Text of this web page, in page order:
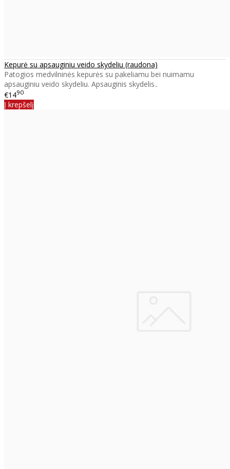
Kepurė su apsauginiu veido skydeliu (raudona)
Patogios medvilninės kepurės su pakeliamu bei nuimamu
apsauginiu veido skydeliu. Apsauginis skydelis..
€1490
Į krepšelį